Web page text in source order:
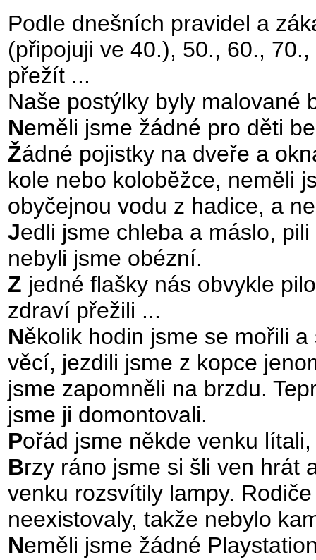
Podle dnešních pravidel a
(připojuji ve 40.), 50., 60.,
přežít ...
Naše postýlky byly malované
Neměli jsme žádné pro děti
Žádné pojistky na dveře a
kole nebo koloběžce, neměli
obyčejnou vodu z hadice, a
Jedli jsme chleba a máslo,
nebyli jsme obézní.
Z jedné flašky nás obvykle
zdraví přežili ...
Několik hodin jsme se mořili
věcí, jezdili jsme z kopce
jsme zapomněli na brzdu.
jsme ji domontovali.
Pořád jsme někde venku
Brzy ráno jsme si šli ven hrát
venku rozsvítily lampy.
neexistovaly, takže nebylo
Neměli jsme žádné